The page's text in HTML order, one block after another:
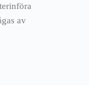
av